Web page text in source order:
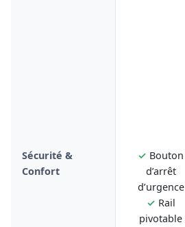
Sécurité &
Confort
✓ Bouton
d’arrêt
d’urgence
✓ Rail
pivotable